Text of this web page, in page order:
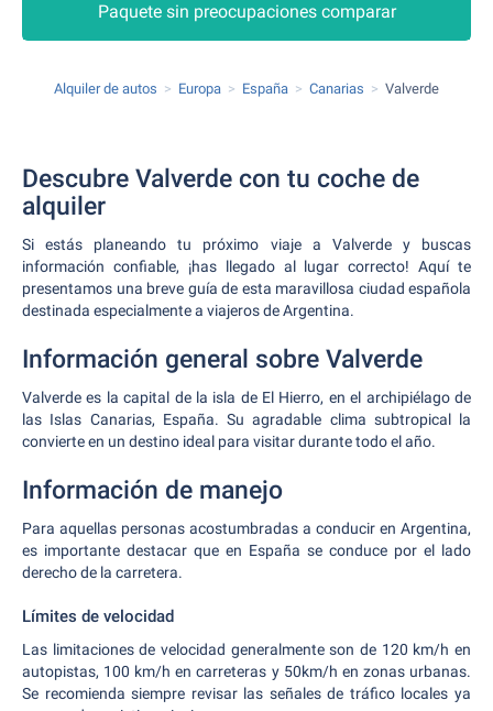
Paquete sin preocupaciones comparar
Alquiler de autos Europa España Canarias Valverde
Descubre Valverde con tu coche de
alquiler
Si estás planeando tu próximo viaje a Valverde y buscas
información confiable, ¡has llegado al lugar correcto! Aquí te
presentamos una breve guía de esta maravillosa ciudad española
destinada especialmente a viajeros de Argentina.
Información general sobre Valverde
Valverde es la capital de la isla de El Hierro, en el archipiélago de
las Islas Canarias, España. Su agradable clima subtropical la
convierte en un destino ideal para visitar durante todo el año.
Información de manejo
Para aquellas personas acostumbradas a conducir en Argentina,
es importante destacar que en España se conduce por el lado
derecho de la carretera.
Límites de velocidad
Las limitaciones de velocidad generalmente son de 120 km/h en
autopistas, 100 km/h en carreteras y 50km/h en zonas urbanas.
Se recomienda siempre revisar las señales de tráfico locales ya